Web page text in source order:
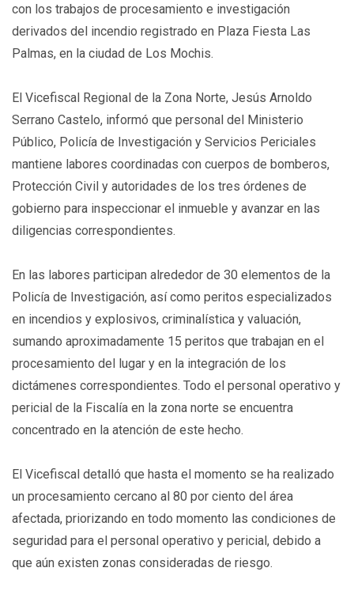
con los trabajos de procesamiento e investigación
derivados del incendio registrado en Plaza Fiesta Las
Palmas, en la ciudad de Los Mochis.
El Vicefiscal Regional de la Zona Norte, Jesús Arnoldo
Serrano Castelo, informó que personal del Ministerio
Público, Policía de Investigación y Servicios Periciales
mantiene labores coordinadas con cuerpos de bomberos,
Protección Civil y autoridades de los tres órdenes de
gobierno para inspeccionar el inmueble y avanzar en las
diligencias correspondientes.
En las labores participan alrededor de 30 elementos de la
Policía de Investigación, así como peritos especializados
en incendios y explosivos, criminalística y valuación,
sumando aproximadamente 15 peritos que trabajan en el
procesamiento del lugar y en la integración de los
dictámenes correspondientes. Todo el personal operativo y
pericial de la Fiscalía en la zona norte se encuentra
concentrado en la atención de este hecho.
El Vicefiscal detalló que hasta el momento se ha realizado
un procesamiento cercano al 80 por ciento del área
afectada, priorizando en todo momento las condiciones de
seguridad para el personal operativo y pericial, debido a
que aún existen zonas consideradas de riesgo.